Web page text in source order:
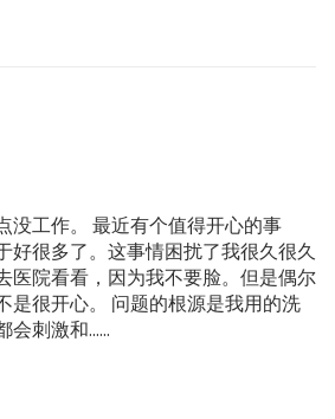
没工作。 最近有个值得开心的事
好很多了。这事情困扰了我很久很久
医院看看，因为我不要脸。但是偶尔
是很开心。 问题的根源是我用的洗
会刺激和......